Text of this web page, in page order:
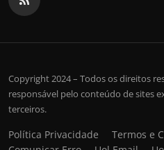
Copyright 2024 – Todos os direitos
responsável pelo conteúdo de sites
terceiros.
Política Privacidade Termos e